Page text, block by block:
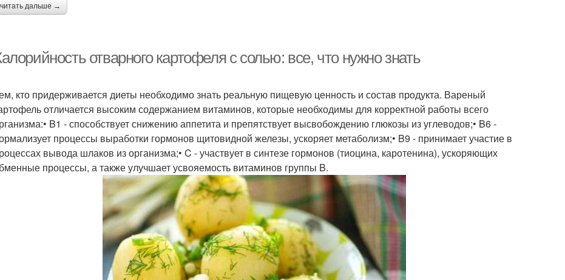
читать дальше →
отварного картофеля с солью: все, что нужно знать
кто придерживается диеты необходимо знать реальную пищевую ценность и состав продукта. Вареный
отличается высоким содержанием витаминов, которые необходимы для корректной работы всего
B1 - способствует снижению аппетита и препятствует высвобождению глюкозы из углеводов;• B6 -
процессы выработки гормонов щитовидной железы, ускоряет метаболизм;• B9 - принимает участие в
вывода шлаков из организма;• C - участвует в синтезе гормонов (тиоцина, каротенина), ускоряющих
процессы, а также улучшает усвояемость витаминов группы B.